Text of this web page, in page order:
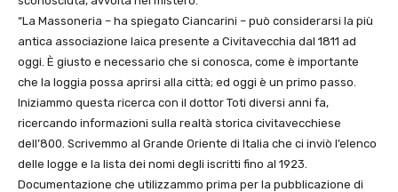
“La Massoneria – ha spiegato Ciancarini – può considerarsi la più
antica associazione laica presente a Civitavecchia dal 1811 ad
oggi. È giusto e necessario che si conosca, come è importante
che la loggia possa aprirsi alla città; ed oggi è un primo passo.
Iniziammo questa ricerca con il dottor Toti diversi anni fa,
ricercando informazioni sulla realtà storica civitavecchiese
dell’800. Scrivemmo al Grande Oriente di Italia che ci inviò l’elenco
delle logge e la lista dei nomi degli iscritti fino al 1923.
Documentazione che utilizzammo prima per la pubblicazione di